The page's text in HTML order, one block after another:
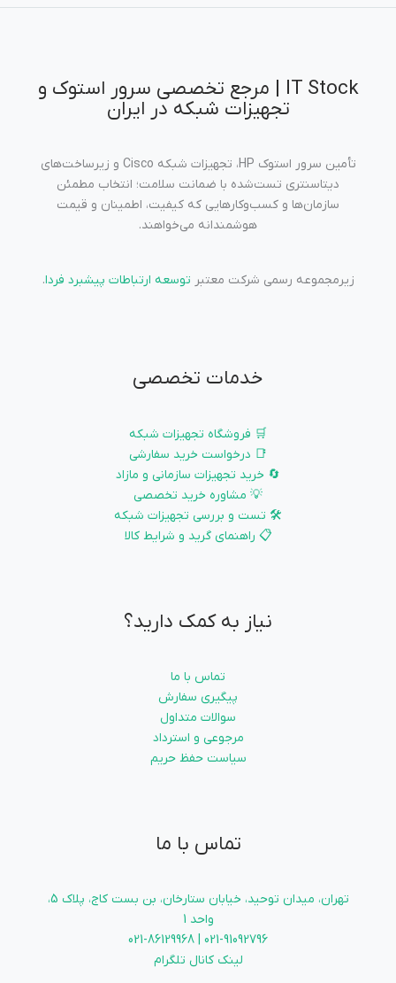
IT Stock | مرجع تخصصی سرور استوک و
تجهیزات شبکه در ایران
تأمین سرور استوک HP، تجهیزات شبکه Cisco و زیرساخت‌های
دیتاسنتری تست‌شده با ضمانت سلامت؛ انتخاب مطمئن
سازمان‌ها و کسب‌وکارهایی که کیفیت، اطمینان و قیمت
هوشمندانه می‌خواهند.
زیرمجموعه رسمی شرکت معتبر توسعه ارتباطات پیشبرد فردا.
خدمات تخصصی
🛒 فروشگاه تجهیزات شبکه
📑 درخواست خرید سفارشی
🔄 خرید تجهیزات سازمانی و مازاد
💡 مشاوره خرید تخصصی
🛠️ تست و بررسی تجهیزات شبکه
📋 راهنمای گرید و شرایط کالا
نیاز به کمک دارید؟
تماس با ما
پیگیری سفارش
سوالات متداول
مرجوعی و استرداد
سیاست حفظ حریم
تماس با ما
تهران، میدان توحید، خیابان ستارخان، بن بست کاج، پلاک 5،
واحد 1
021-91092796 | 021-86129968
لینک کانال تلگرام